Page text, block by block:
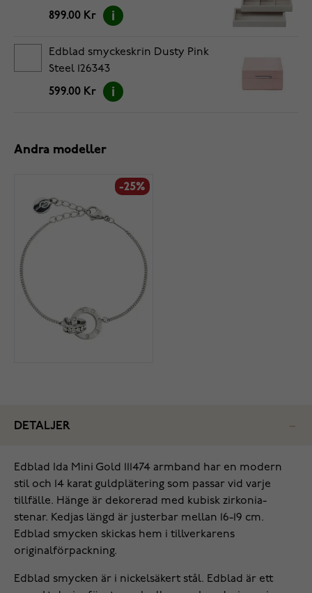
899.00 Kr
Edblad smyckeskrin Dusty Pink
Steel 126343
599.00 Kr
Andra modeller
-25%
DETALJER
Edblad Ida Mini Gold 111474 armband har en modern
stil och 14 karat guldplätering som passar vid varje
tillfälle. Hänge är dekorerad med kubisk zirkonia-
stenar. Kedjas längd är justerbar mellan 16-19 cm.
Edblad smycken skickas hem i tillverkarens
originalförpackning.
Edblad smycken är i nickelsäkert stål. Edblad är ett